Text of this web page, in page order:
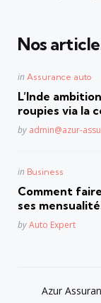
Nos
Posted
in Assurance auto
L’Inde
roupies via la
Posted
by admin@azur-
Posted
in Business
Comment
ses
Posted
byAuto Expert
Azur